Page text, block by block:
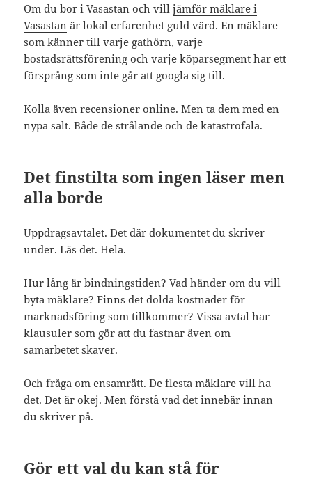
Om du bor i Vasastan och villjämför mäklare i
Vasastan är lokal erfarenhet guld värd. En mäklare
som känner till varje gathörn, varje
bostadsrättsförening och varje köparsegment har ett
försprång som inte går att googla sig till.
Kolla även recensioner online. Men ta dem med en
nypa salt. Både de strålande och de katastrofala.
Det finstilta som ingen läser men
alla borde
Uppdragsavtalet. Det där dokumentet du skriver
under. Läs det. Hela.
Hur lång är bindningstiden? Vad händer om du vill
byta mäklare? Finns det dolda kostnader för
marknadsföring som tillkommer? Vissa avtal har
klausuler som gör att du fastnar även om
samarbetet skaver.
Och fråga om ensamrätt. De flesta mäklare vill ha
det. Det är okej. Men förstå vad det innebär innan
du skriver på.
Gör ett val du kan stå för